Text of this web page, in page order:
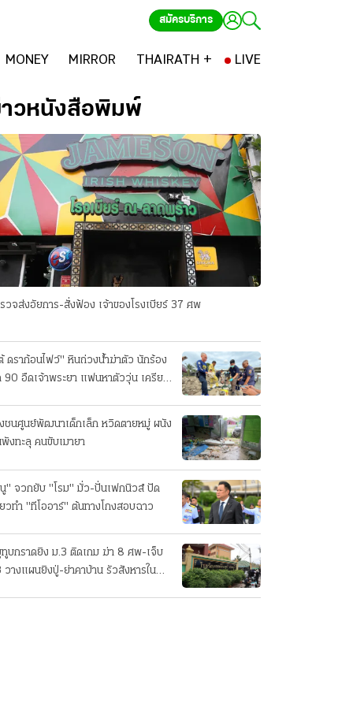
สมัครบริการ
MONEY MIRROR THAIRATH + LIVE
วหนังสือพิมพ์
วจส่งอัยการ-สั่งฟ้อง เจ้าของโรงเบียร์ 37 ศพ
ดราก้อนไฟว์" หินถ่วงน้ำฆ่าตัว นักร้อง
90 อืดเจ้าพระยา แฟนหาตัววุ่น เครียด
ชนศูนย์พัฒนาเด็กเล็ก หวิดตายหมู่ ผนัง
งทะลุ คนขับเมายา
" จวกยับ "โรม" มั่ว-ปั่นเฟกนิวส์ ปัด
วทํา "ทีโออาร์" ต้นทางโกงสอบฉาว
บกราดยิง ม.3 ติดเกม ฆ่า 8 ศพ-เจ็บ
วางแผนยิงปู่-ย่าคาบ้าน รัวสังหารใน